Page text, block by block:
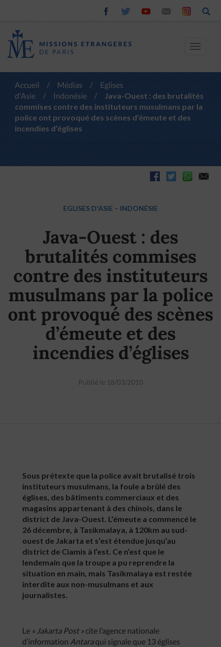
Toggle
Accueil / Médias /
Eglises
d'Asie
/ Indonésie /
Java-Ouest : des brutalités
commises contre des instituteurs musulmans par la
police ont provoqué des scènes d’émeute et des
incendies d’églises
EGLISES D'ASIE – INDONÉSIE
Java-Ouest : des
brutalités commises
contre des instituteurs
musulmans par la police
ont provoqué des scènes
d’émeute et des
incendies d’églises
Publié le 18/03/2010
Sous prétexte que la police avait brutalisé trois
instituteurs musulmans, la foule a brûlé des
églises, des bâtiments commerciaux et des
magasins appartenant à des chinois, dans le
district de Java-Ouest. L’émeute a commencé le
26 décembre, à Tasikmalaya, à 120km au sud-
ouest de Jakarta et s’est étendue jusqu’au
district de Ciamis à l’est. Ce n’est que le
lendemain que la troupe a pu reprendre la
situation en main, mais Tasikmalaya est restée
interdite aux non-musulmans et aux
journalistes.
Le « Jakarta Post » cite l’agence nationale
d’information Antaraqui signale que 13 églises